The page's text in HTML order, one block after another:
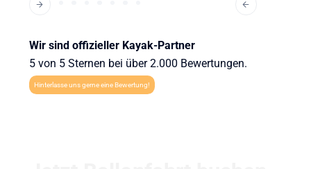
Wir sind offizieller Kayak-Partner
5 von 5 Sternen bei über 2.000 Bewertungen.
Hinterlasse uns gerne eine Bewertung!